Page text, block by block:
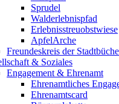
Sprudel
Walderlebnispfad
Erlebnisstreuobstwiese
ApfelArche
Freundeskreis der
& Soziales
Engagement & Ehrenamt
Ehrenamtliches
Ehrenamtscard